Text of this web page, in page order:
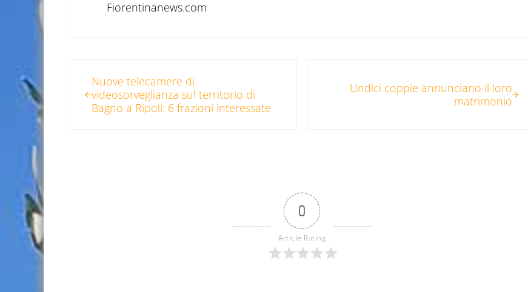
Fiorentinanews.com
Nuove telecamere di
videosorveglianza sul territorio di
Bagno a Ripoli: 6 frazioni interessate
Undici coppie annunciano il loro
matrimonio
0
Article Rating